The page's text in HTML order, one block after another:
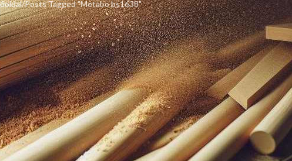
Posts Tagged "Metabo bs1638"